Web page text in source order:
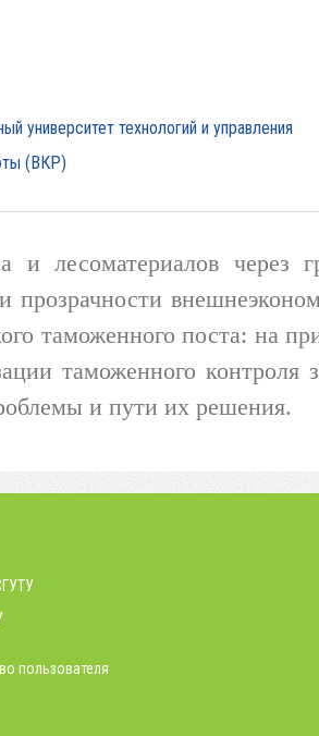
университет технологий и управления
(ВКР)
и лесоматериалов через
таможенного поста: на
таможенного
и пути их решения.
пользователя